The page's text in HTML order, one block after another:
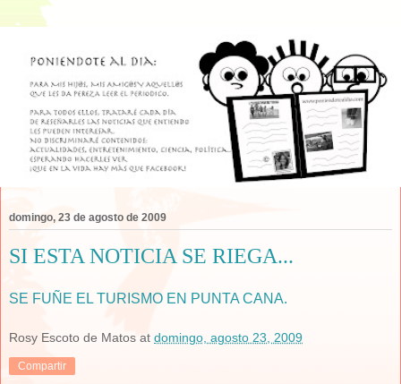
domingo, 23 de agosto de 2009
SI ESTA NOTICIA SE RIEGA...
SE FUÑE EL TURISMO EN PUNTA CANA.
Rosy Escoto de Matos at domingo, agosto 23, 2009
Compartir